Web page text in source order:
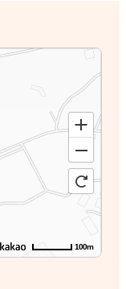
100m